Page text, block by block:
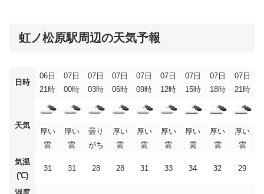
虹ノ松原駅周辺の天気予報
日時
06日
21時
07日
00時
07日
03時
07日
06時
07日
09時
07日
12時
07日
15時
07日
18時
07日
21時
天気
厚い
雲
厚い
雲
曇り
がち
厚い
雲
厚い
雲
厚い
雲
厚い
雲
厚い
雲
厚い
雲
気温
(℃)
31 31 28 28 31 33 34 32 29